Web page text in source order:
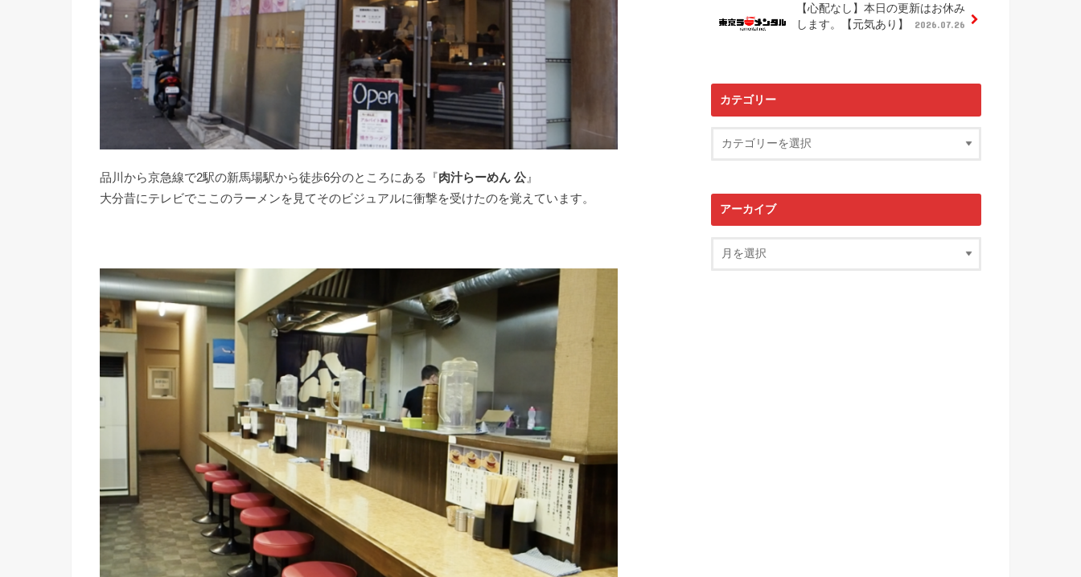
品川から京急線で2駅の新馬場駅から徒歩6分のところにある『肉汁らーめん 公 』
大分昔にテレビでここのラーメンを見てそのビジュアルに衝撃を受けたのを覚えています。
【心配なし】本日の更新はお休み
します。【元気あり】
2026.07.26
カテゴリー
アーカイブ